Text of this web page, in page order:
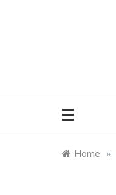
Home »